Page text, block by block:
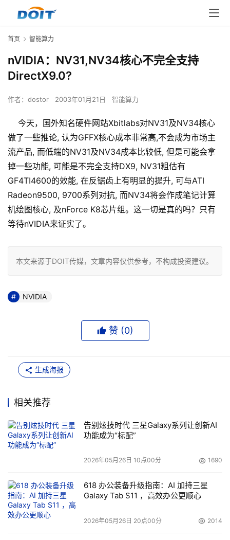
首页 智能算力
nVIDIA：NV31,NV34核心不完全支持
DirectX9.0?
作者： dostor 2003年01月21日 智能算力
今天，国外知名硬件网站Xbitlabs对NV31及NV34核心
做了一些推论, 认为GFFX核心成本非常高,不会成为市场主
流产品, 而低端的NV31及NV34成本比较低, 但是可能会拿
掉一些功能, 可能是不完全支持DX9, NV31粗估有
GF4TI4600的效能, 在反锯齿上有明显的提升, 可与ATI
Radeon9500, 9700系列对抗, 而NV34将会作成笔记计算
机绘图核心, 及nForce K8芯片组。这一切是真的吗？只有
等待nVIDIA来证实了。
本文来源于DOIT传媒，文章内容仅供参考，不构成投资建议。
NVIDIA
赞 (0)
生成海报
相关推荐
告别炫技时代 三星Galaxy系列让创新AI
功能成为“标配”
2026年05月26日 10点00分 1690
618 办公装备升级指南：AI 加持三星
Galaxy Tab S11 ，高效办公更顺心
2026年05月26日 20点00分 2014